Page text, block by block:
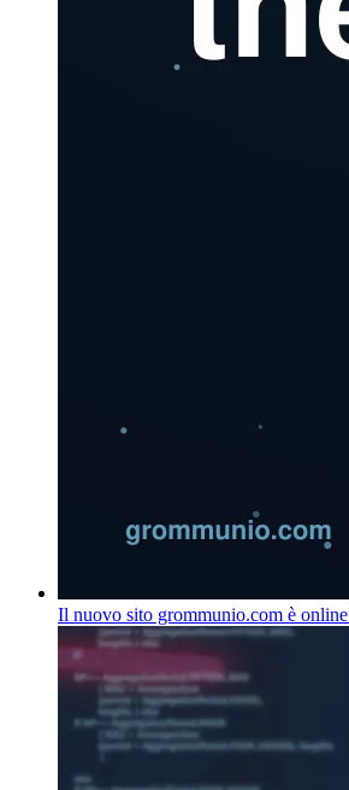
Il nuovo sito grommunio.com è online